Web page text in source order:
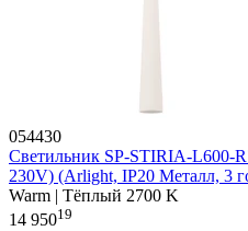
054430
Светильник SP-STIRIA-L600-
230V) (Arlight, IP20 Металл, 3
Warm | Тёплый 2700 K
14 95019